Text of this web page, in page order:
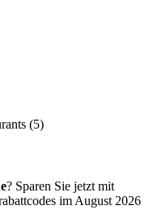
(5)
? Sparen Sie jetzt mit
im August 2026